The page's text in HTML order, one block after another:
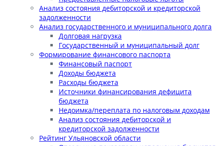
Анализ состояния дебиторской и кредиторской
задолженности
Анализ государственного и муниципального долга
Долговая нагрузка
Государственный и муниципальный долг
Формирование финансового паспорта
Финансовый паспорт
Доходы бюджета
Расходы бюджета
Источники финансирования дефицита
бюджета
Недоимка/переплата по налоговым доходам
Анализ состояния дебиторской и
кредиторской задолженности
Рейтинг Ульяновской области